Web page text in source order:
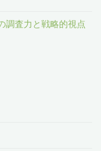
調査力と戦略的視点